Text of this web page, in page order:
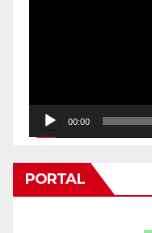
00:00
PORTAL